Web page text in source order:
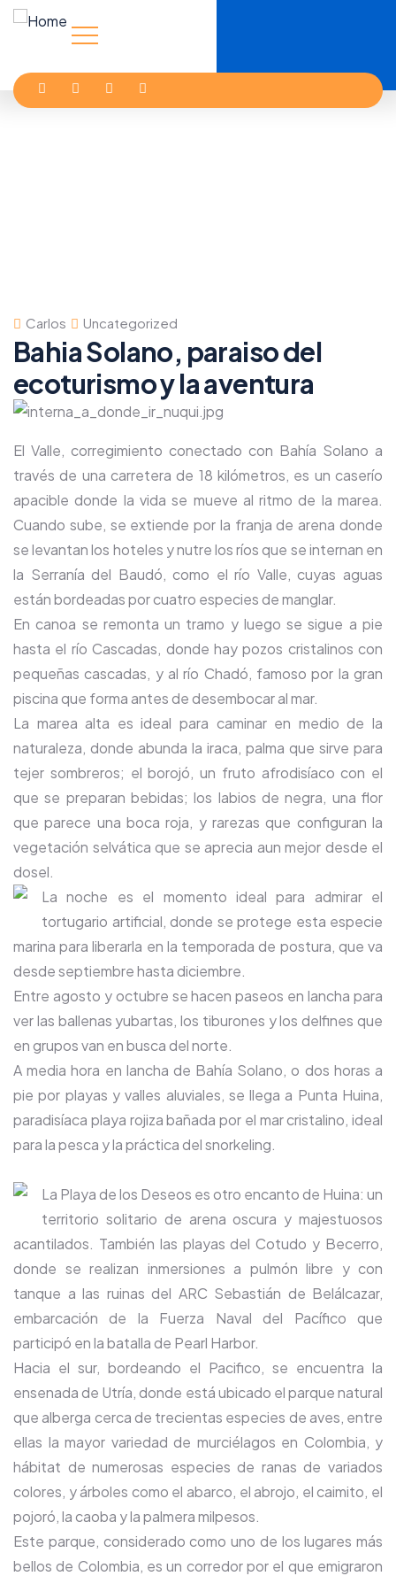
Carlos Uncategorized
Bahia Solano, paraiso del
ecoturismo y la aventura
El Valle, corregimiento conectado con Bahía Solano a
través de una carretera de 18 kilómetros, es un caserío
apacible donde la vida se mueve al ritmo de la marea.
Cuando sube, se extiende por la franja de arena donde
se levantan los hoteles y nutre los ríos que se internan en
la Serranía del Baudó, como el río Valle, cuyas aguas
están bordeadas por cuatro especies de manglar.
En canoa se remonta un tramo y luego se sigue a pie
hasta el río Cascadas, donde hay pozos cristalinos con
pequeñas cascadas, y al río Chadó, famoso por la gran
piscina que forma antes de desembocar al mar.
La marea alta es ideal para caminar en medio de la
naturaleza, donde abunda la iraca, palma que sirve para
tejer sombreros; el borojó, un fruto afrodisíaco con el
que se preparan bebidas; los labios de negra, una flor
que parece una boca roja, y rarezas que configuran la
vegetación selvática que se aprecia aun mejor desde el
dosel.
La noche es el momento ideal para admirar el
tortugario artificial, donde se protege esta especie
marina para liberarla en la temporada de postura, que va
desde septiembre hasta diciembre.
Entre agosto y octubre se hacen paseos en lancha para
ver las ballenas yubartas, los tiburones y los delfines que
en grupos van en busca del norte.
A media hora en lancha de Bahía Solano, o dos horas a
pie por playas y valles aluviales, se llega a Punta Huina,
paradisíaca playa rojiza bañada por el mar cristalino, ideal
para la pesca y la práctica del snorkeling.
La Playa de los Deseos es otro encanto de Huina: un
territorio solitario de arena oscura y majestuosos
acantilados. También las playas del Cotudo y Becerro,
donde se realizan inmersiones a pulmón libre y con
tanque a las ruinas del ARC Sebastián de Belálcazar,
embarcación de la Fuerza Naval del Pacífico que
participó en la batalla de Pearl Harbor.
Hacia el sur, bordeando el Pacifico, se encuentra la
ensenada de Utría, donde está ubicado el parque natural
que alberga cerca de trecientas especies de aves, entre
ellas la mayor variedad de murciélagos en Colombia, y
hábitat de numerosas especies de ranas de variados
colores, y árboles como el abarco, el abrojo, el caimito, el
pojoró, la caoba y la palmera milpesos.
Este parque, considerado como uno de los lugares más
bellos de Colombia, es un corredor por el que emigraron